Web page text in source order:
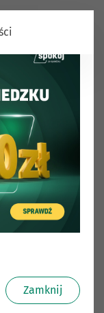
Zamknij